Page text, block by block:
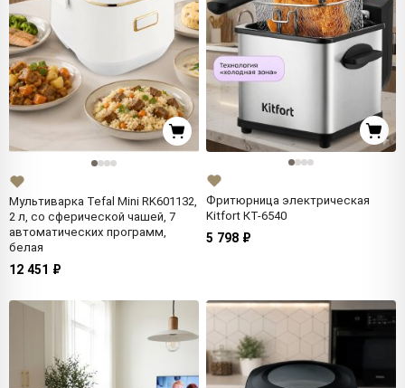
Мультиварка Tefal Mini RK601132,
2 л, со сферической чашей, 7
автоматических программ,
белая
12 451 ₽
Фритюрница электрическая
Kitfort КТ-6540
5 798 ₽